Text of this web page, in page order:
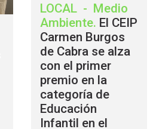
LOCAL - Medio
Ambiente. El CEIP
Carmen Burgos
de Cabra se alza
con el primer
premio en la
categoría de
Educación
Infantil en el